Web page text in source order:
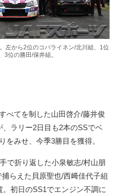
左から2位のコバライネン/北川組、1位
3位の勝田/保井組。
べてを制した山田啓介/藤井俊
ラリー2日目も2本のSSでベ
をみせ、今季3勝目を獲得。
で折り返した小泉敏志/村山朋
らえた貝原聖也/西﨑佳代子組
。初日のSS1でエンジン不調に